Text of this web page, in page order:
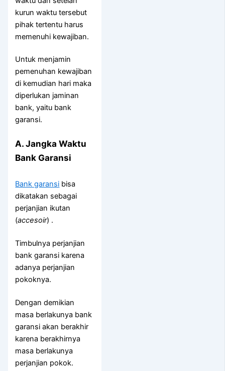
kurun waktu tersebut
pihak tertentu harus
memenuhi kewajiban.
Untuk menjamin
pemenuhan kewajiban
di kemudian hari maka
diperlukan jaminan
bank, yaitu bank
garansi.
A. Jangka Waktu
Bank Garansi
Bank garansi bisa
dikatakan sebagai
perjanjian ikutan
(accesoir) .
Timbulnya perjanjian
bank garansi karena
adanya perjanjian
pokoknya.
Dengan demikian
masa berlakunya bank
garansi akan berakhir
karena berakhirnya
masa berlakunya
perjanjian pokok.